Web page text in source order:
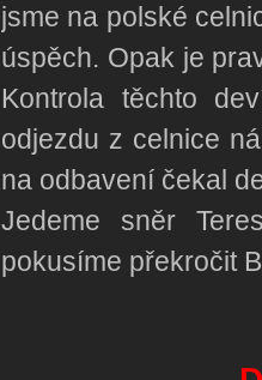
jsme na polské
úspěch. Opak je
Kontrola těchto
odjezdu z celnice
na odbavení čekal
Jedeme sněr
pokusíme překročit